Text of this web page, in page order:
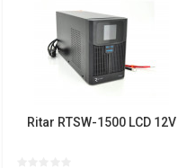
Ritar RTSW-1500 LCD 12V